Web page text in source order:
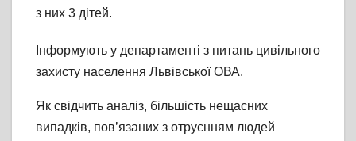
з них 3 дітей.
Інформують у департаменті з питань цивільного
захисту населення Львівської ОВА.
Як свідчить аналіз, більшість нещасних
випадків, пов’язаних з отруєнням людей